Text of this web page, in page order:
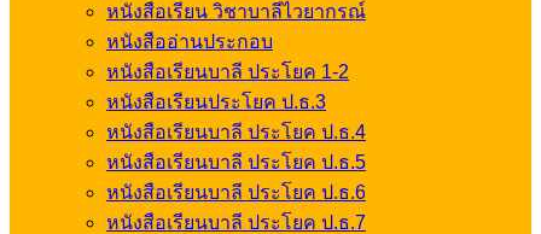
หนังสือเรียน วิชาบาลีไวยากรณ์
หนังสืออ่านประกอบ
หนังสือเรียนบาลี ประโยค 1-2
หนังสือเรียนประโยค ป.ธ.3
หนังสือเรียนบาลี ประโยค ป.ธ.4
หนังสือเรียนบาลี ประโยค ป.ธ.5
หนังสือเรียนบาลี ประโยค ป.ธ.6
หนังสือเรียนบาลี ประโยค ป.ธ.7